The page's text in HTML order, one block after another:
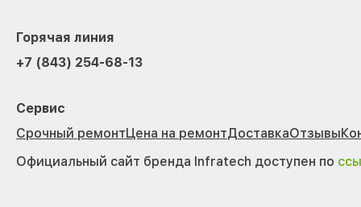
Горячая линия
+7 (843) 254-68-13
Сервис
Срочный ремонтЦена на ремонтДоставкаОтзывы
Официальный сайт бренда Infratech доступен по